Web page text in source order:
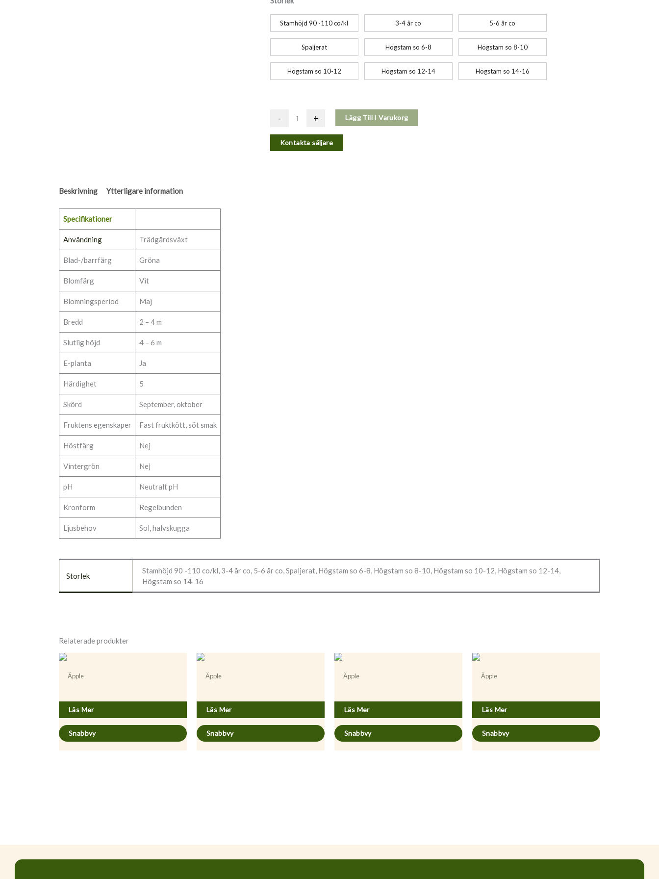
Stamhöjd 90 -110 co/kl 3-4 år co 5-6 år co
Spaljerat Högstam so 6-8 Högstam so 8-10
Högstam so 10-12 Högstam so 12-14 Högstam so 14-16
- + Lägg Till I Varukorg
Kontakta säljare
Beskrivning Ytterligare information
Specifikationer
Användning Trädgårdsväxt
Blad-/barrfärg Gröna
Blomfärg Vit
Blomningsperiod Maj
Bredd 2 – 4 m
Slutlig höjd 4 – 6 m
E-planta Ja
Härdighet 5
Skörd September, oktober
Fruktens egenskaper Fast fruktkött, söt smak
Höstfärg Nej
Vintergrön Nej
pH Neutralt pH
Kronform Regelbunden
Ljusbehov Sol, halvskugga
Storlek
Stamhöjd 90 -110 co/kl, 3-4 år co, 5-6 år co, Spaljerat, Högstam so 6-8, Högstam so 8-10, Högstam so 10-12, Högstam so 12-14,
Högstam so 14-16
Relaterade produkter
Äpple
Läs Mer
Snabbvy
Äpple
Läs Mer
Snabbvy
Äpple
Läs Mer
Snabbvy
Äpple
Läs Mer
Snabbvy